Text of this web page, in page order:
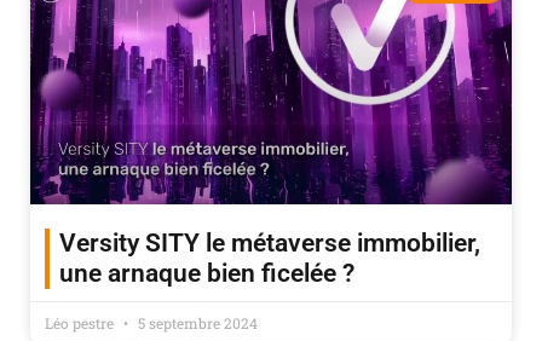
Versity SITY le métaverse immobilier,
une arnaque bien ficelée ?
Léo pestre 5 septembre 2024